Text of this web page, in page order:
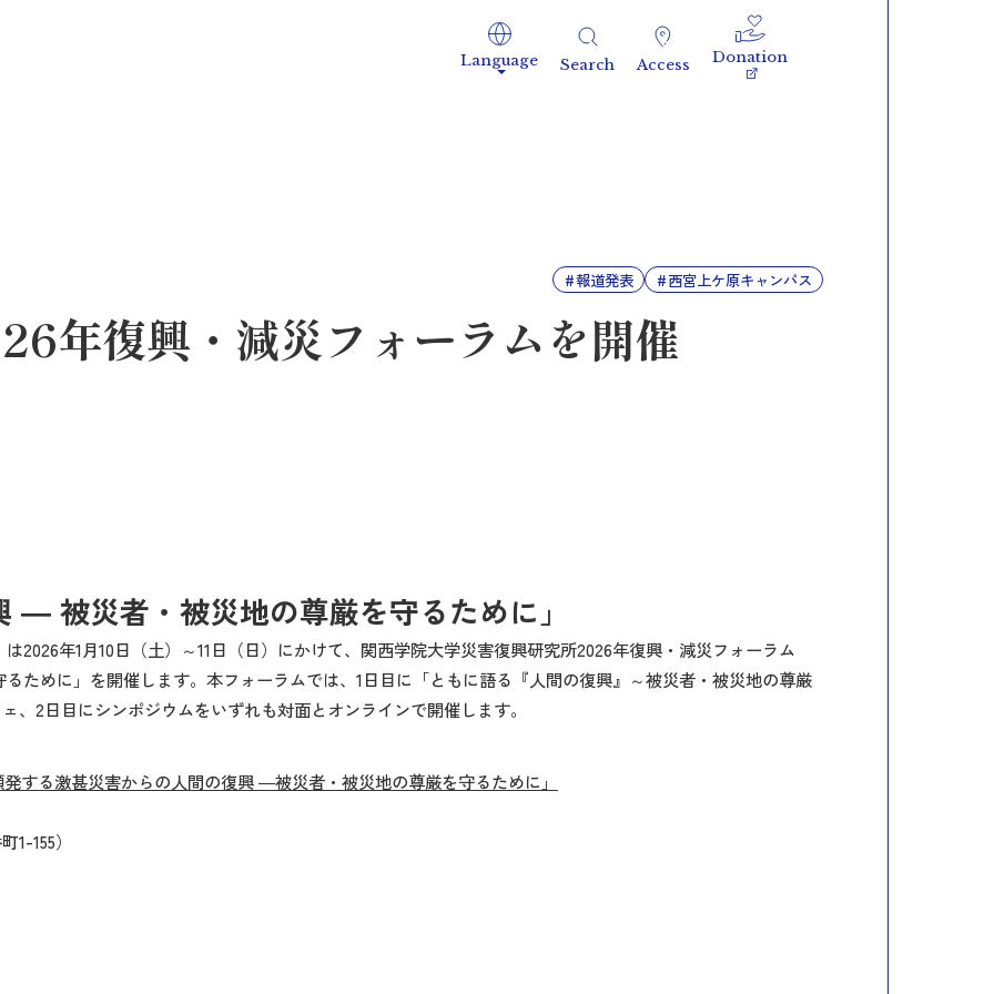
Language Search Access Donation
報道発表 西宮上ケ原キャンパス
年復興・減災フォーラムを開催
被災者・被災地の尊厳を守るために」
は2026年1月10日（土）～11 日（日）にかけて、関西学院大学災害復興研究所2026年復興・減災フォーラム
ために」を開催します。本フォーラムでは、 1 日目に「ともに語る『人間の復興』～被災者・被災地の尊厳
、 2日目にシンポジウムをいずれも対面とオンラインで開催します。
する激甚災害からの人間の復興 ―被災者・被災地の尊厳を守るために」
1-155）